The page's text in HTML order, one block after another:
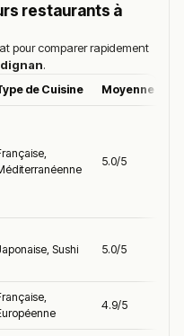
restaurants à
pour comparer rapidement
.
de Cuisine Moyenne
5.0/5
Sushi 5.0/5
4.9/5